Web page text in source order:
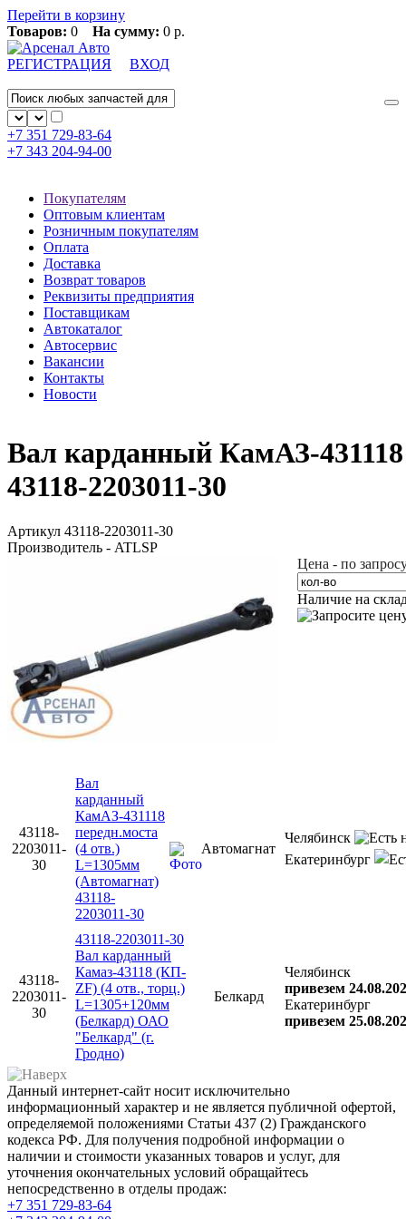
Перейти в корзину
Товаров: 0 На сумму: 0 р.
РЕГИСТРАЦИЯ ВХОД
+7 351 729-83-64
+7 343 204-94-00
Покупателям
Оптовым клиентам
Розничным покупателям
Оплата
Доставка
Возврат товаров
Реквизиты предприятия
Поставщикам
Автокаталог
Автосервис
Вакансии
Контакты
Новости
Вал карданный КамАЗ-
43118-2203011-30
Артикул 43118-2203011-30
Производитель - ATLSP
Цена - по
Наличие на
43118-
2203011-
30
Вал
карданный
КамАЗ-431118
передн.моста
(4 отв.)
L=1305мм
(Автомагнат)
43118-
2203011-30
Автомагнат
Челябинск
Екатеринбург
43118-
2203011-
30
43118-2203011-30
Вал карданный
Камаз-43118 (КП-
ZF) (4 отв., торц.)
L=1305+120мм
(Белкард) ОАО
"Белкард" (г.
Гродно)
Белкард
Челябинск
привезем
Екатеринбург
привезем
Данный интернет-сайт носит исключительно
информационный характер и не является публичной офертой,
определяемой положениями Статьи 437 (2) Гражданского
кодекса РФ. Для получения подробной информации о
наличии и стоимости указанных товаров и услуг, для
уточнения окончательных условий обращайтесь
непосредственно в отделы продаж:
+7 351 729-83-64